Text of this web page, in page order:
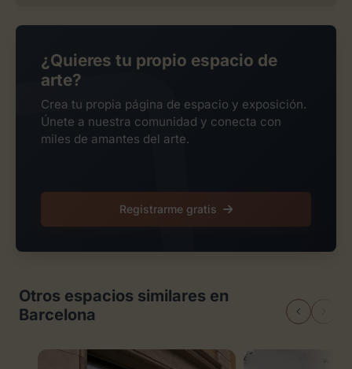
¿Quieres tu propio espacio de
arte?
Crea tu propia página de espacio y exposición.
Únete a nuestra comunidad y conecta con
miles de amantes del arte.
Registrarme gratis
Otros espacios similares en
Barcelona